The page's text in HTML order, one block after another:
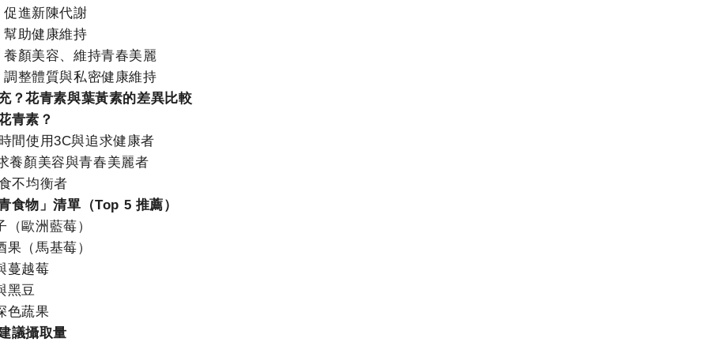
促進新陳代謝
幫助健康維持
養顏美容、維持青春美麗
調整體質與私密健康維持
？花青素與葉黃素的差異比較
青素？
間使用3C與追求健康者
養顏美容與青春美麗者
不均衡者
食物」清單（Top 5 推薦）
（歐洲藍莓）
果（馬基莓）
蔓越莓
黑豆
色蔬果
議攝取量